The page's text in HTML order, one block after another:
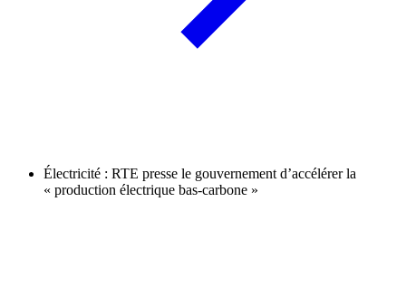
Électricité : RTE presse le gouvernement d’accélérer la
« production électrique bas-carbone »